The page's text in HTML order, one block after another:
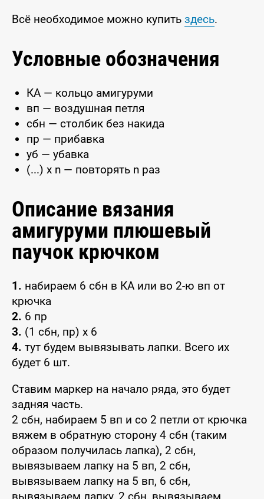
Всё необходимое можно купить здесь.
Условные обозначения
КА — кольцо амигуруми
вп — воздушная петля
сбн — столбик без накида
пр — прибавка
уб — убавка
(...) x n — повторять n раз
Описание вязания
амигуруми плюшевый
паучок крючком
1. набираем 6 сбн в КА или во 2-ю вп от
крючка
2. 6 пр
3. (1 сбн, пр) x 6
4. тут будем вывязывать лапки. Всего их
будет 6 шт.
Ставим маркер на начало ряда, это будет
задняя часть.
2 сбн, набираем 5 вп и со 2 петли от крючка
вяжем в обратную сторону 4 сбн (таким
образом получилась лапка), 2 сбн,
вывязываем лапку на 5 вп, 2 сбн,
вывязываем лапку на 5 вп, 6 сбн,
вывязываем лапку, 2 сбн, вывязываем